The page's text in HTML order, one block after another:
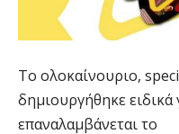
Το ολοκαίνουριο,
δημιουργήθηκε ειδικά
επαναλαμβάνεται το